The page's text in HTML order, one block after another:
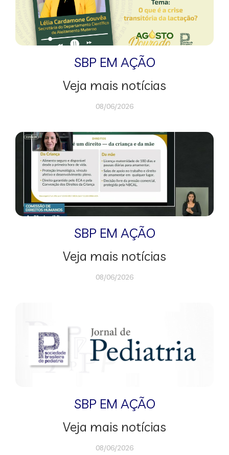
SBP EM AÇÃO
Veja mais notícias
08/06/2026
SBP EM AÇÃO
Veja mais notícias
08/06/2026
SBP EM AÇÃO
Veja mais notícias
08/06/2026